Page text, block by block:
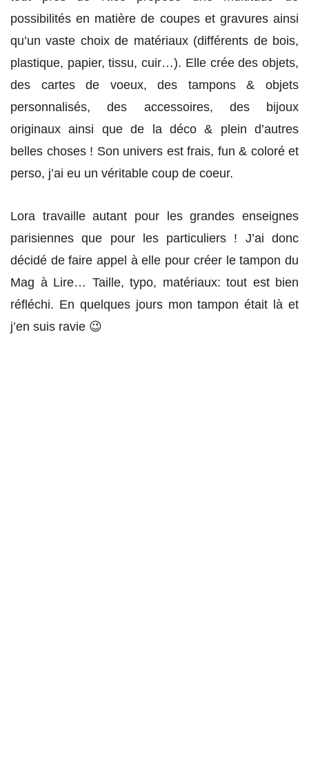
possibilités en matière de coupes et gravures ainsi
qu’un vaste choix de matériaux (différents de bois,
plastique, papier, tissu, cuir…). Elle crée des objets,
des cartes de voeux, des tampons & objets
personnalisés, des accessoires, des bijoux
originaux ainsi que de la déco & plein d’autres
belles choses ! Son univers est frais, fun & coloré et
perso, j’ai eu un véritable coup de coeur.
Lora travaille autant pour les grandes enseignes
parisiennes que pour les particuliers ! J’ai donc
décidé de faire appel à elle pour créer le tampon du
Mag à Lire… Taille, typo, matériaux: tout est bien
réfléchi. En quelques jours mon tampon était là et
j’en suis ravie 😉